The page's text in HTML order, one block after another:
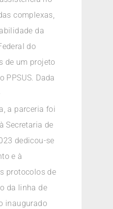
complexas,
da
do
de um projeto
PPSUS. Dada
a parceria foi
Secretaria de
dedicou-se
e à
protocolos de
da linha de
inaugurado